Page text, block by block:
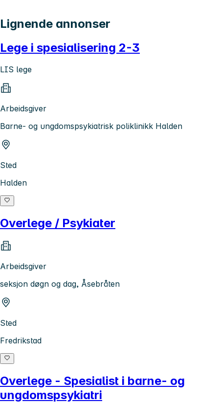
Lignende annonser
Lege i spesialisering 2-3
LIS lege
Arbeidsgiver
Barne- og ungdomspsykiatrisk poliklinikk Halden
Sted
Halden
Overlege / Psykiater
Arbeidsgiver
seksjon døgn og dag, Åsebråten
Sted
Fredrikstad
Overlege - Spesialist i barne- og
ungdomspsykiatri